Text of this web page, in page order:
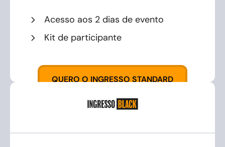
Acesso aos 2 dias de evento
Kit de participante
QUERO O INGRESSO STANDARD